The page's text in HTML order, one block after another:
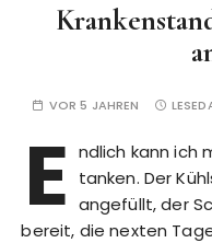
VOR 5 JAHREN
E ndlich kann ich
tanken. Der
angefüllt, der
bereit, die nexten